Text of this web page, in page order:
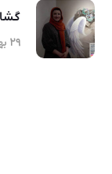
۲۹ بهمن ۱۳۹۷